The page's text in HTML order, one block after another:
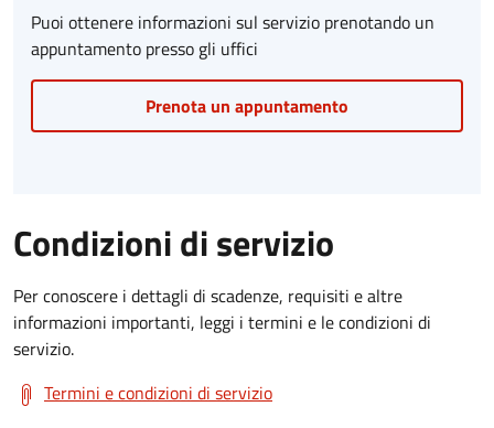
Puoi ottenere informazioni sul servizio prenotando un
appuntamento presso gli uffici
Prenota un appuntamento
Condizioni di servizio
Per conoscere i dettagli di scadenze, requisiti e altre
informazioni importanti, leggi i termini e le condizioni di
servizio.
Termini e condizioni di servizio